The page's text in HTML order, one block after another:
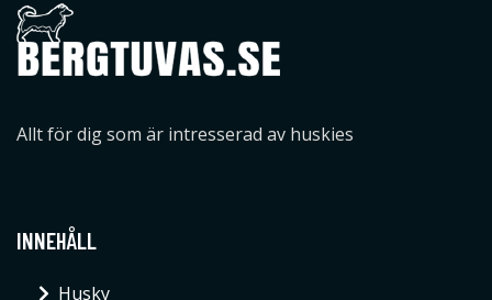
Allt för dig som är intresserad av huskies
INNEHÅLL
Husky